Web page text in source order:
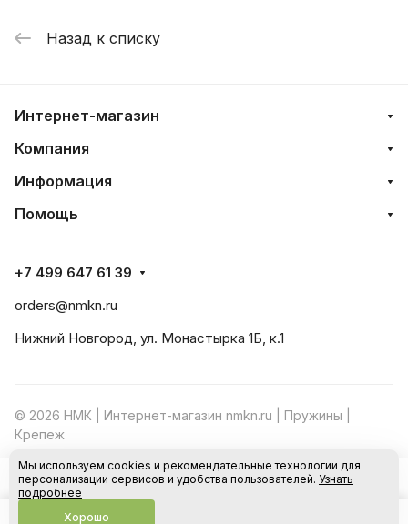
В корзину
Назад к списку
Интернет-магазин
Компания
Информация
Помощь
+7 499 647 61 39
orders@nmkn.ru
Нижний Новгород, ул. Монастырка 1Б, к.1
© 2026 НМК | Интернет-магазин nmkn.ru | Пружины |
Крепеж
Конфиденциальность Оферта
Мы используем cookies и рекомендательные технологии для
персонализации сервисов и удобства пользователей. Узнать
подробнее
Хорошо